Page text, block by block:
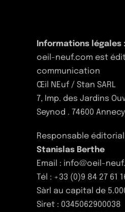
Informations légales :
oeil-neuf.com est
communication
Œil NEuf / Stan SARL
7, Imp. des Jardins
Seynod . 74600 Annecy
Responsable éditorial
Stanislas Berthe
Email : info@oeil-
Tél : +33 (0)9 84 27 61
Sàrl au capital de
Siret : 0345062900038